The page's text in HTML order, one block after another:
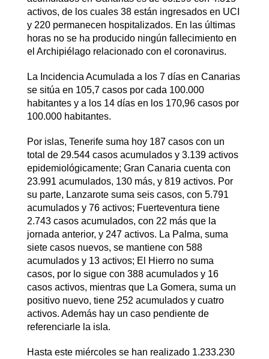
activos, de los cuales 38 están ingresados en UCI
y 220 permanecen hospitalizados. En las últimas
horas no se ha producido ningún fallecimiento en
el Archipiélago relacionado con el coronavirus.
La Incidencia Acumulada a los 7 días en Canarias
se sitúa en 105,7 casos por cada 100.000
habitantes y a los 14 días en los 170,96 casos por
100.000 habitantes.
Por islas, Tenerife suma hoy 187 casos con un
total de 29.544 casos acumulados y 3.139 activos
epidemiológicamente; Gran Canaria cuenta con
23.991 acumulados, 130 más, y 819 activos. Por
su parte, Lanzarote suma seis casos, con 5.791
acumulados y 76 activos; Fuerteventura tiene
2.743 casos acumulados, con 22 más que la
jornada anterior, y 247 activos. La Palma, suma
siete casos nuevos, se mantiene con 588
acumulados y 13 activos; El Hierro no suma
casos, por lo sigue con 388 acumulados y 16
casos activos, mientras que La Gomera, suma un
positivo nuevo, tiene 252 acumulados y cuatro
activos. Además hay un caso pendiente de
referenciarle la isla.
Hasta este miércoles se han realizado 1.233.230